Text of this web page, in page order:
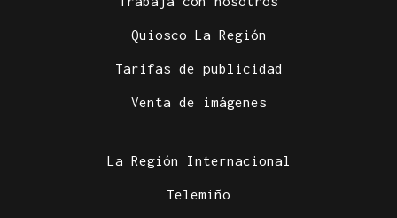
Quiosco La Región
Tarifas de publicidad
Venta de imágenes
La Región Internacional
Telemiño